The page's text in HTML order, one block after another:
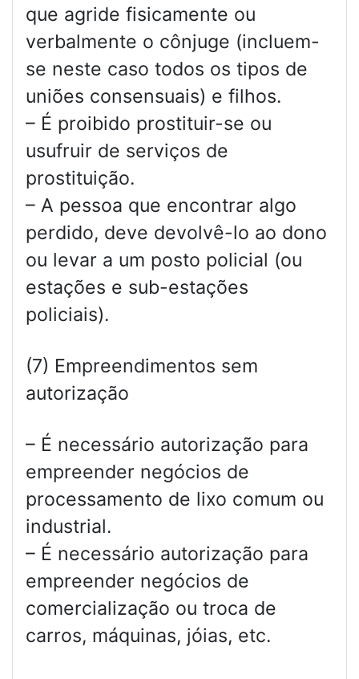
que agride fisicamente ou
verbalmente o cônjuge (incluem-
se neste caso todos os tipos de
uniões consensuais) e filhos.
– É proibido prostituir-se ou
usufruir de serviços de
prostituição.
– A pessoa que encontrar algo
perdido, deve devolvê-lo ao dono
ou levar a um posto policial (ou
estações e sub-estações
policiais).
(7) Empreendimentos sem
autorização
– É necessário autorização para
empreender negócios de
processamento de lixo comum ou
industrial.
– É necessário autorização para
empreender negócios de
comercialização ou troca de
carros, máquinas, jóias, etc.